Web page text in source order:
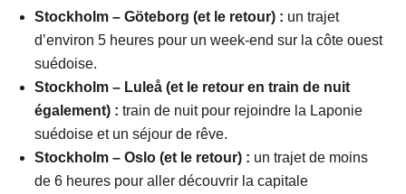
Stockholm – Göteborg (et le retour) : un trajet
d’environ 5 heures pour un week-end sur la côte ouest
suédoise.
Stockholm – Luleå (et le retour en train de nuit
également) : train de nuit pour rejoindre la Laponie
suédoise et un séjour de rêve.
Stockholm – Oslo (et le retour) : un trajet de moins
de 6 heures pour aller découvrir la capitale